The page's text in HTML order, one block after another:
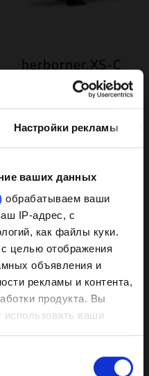
Настройки рекламы
ваших данных
обрабатываем ваши
IP-адрес, с
как файлы куки.
целью отображения
объявления и
рекламы и контента,
продукта. Вы
ваши
хотели бы:
coated
itself
wide
deposits are
by a smooth
herborner.XS-C
узнать больше
herborner.XS-N-
PM